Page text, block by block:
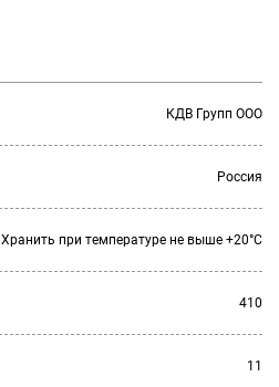
КДВ Групп ООО
Россия
Хранить при температуре не выше +20°C
410
11